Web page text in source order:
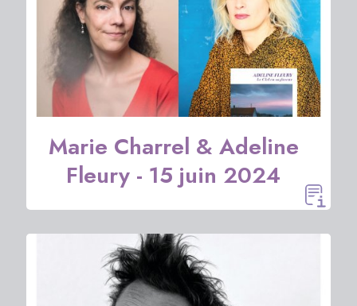
Marie Charrel & Adeline
Fleury - 15 juin 2024